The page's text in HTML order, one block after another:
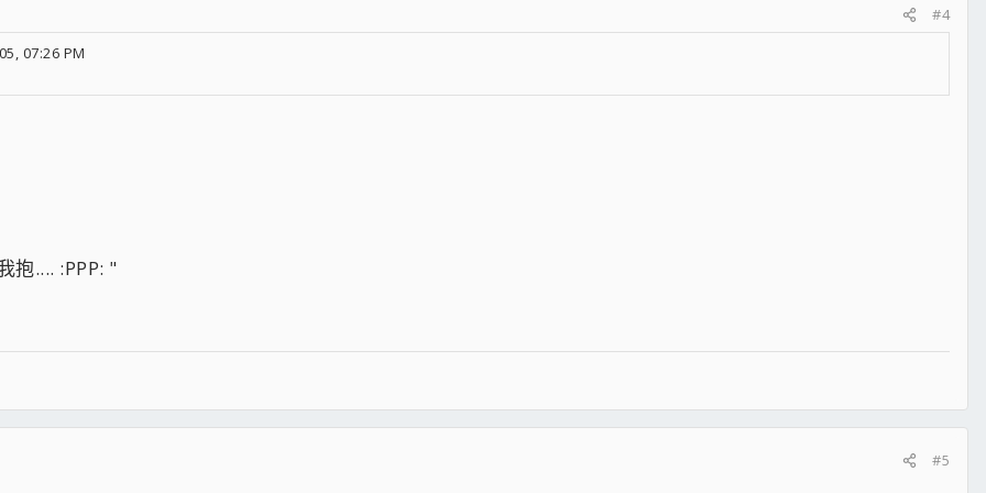
#4
07:26 PM
抱.... :PPP: "
#5